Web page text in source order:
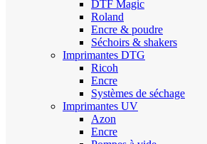
DTF Magic
Roland
Encre & poudre
Séchoirs & shakers
Imprimantes DTG
Ricoh
Encre
Systèmes de séchage
Imprimantes UV
Azon
Encre